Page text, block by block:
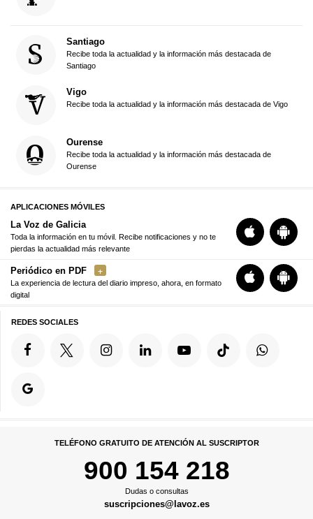
Santiago
Recibe toda la actualidad y la información más destacada de
Santiago
Vigo
Recibe toda la actualidad y la información más destacada de Vigo
Ourense
Recibe toda la actualidad y la información más destacada de
Ourense
APLICACIONES MÓVILES
La Voz de Galicia
Toda la información en tu móvil. Recibe notificaciones y no te
pierdas la actualidad más relevante
Periódico en PDF
La experiencia de lectura del diario impreso, ahora, en formato
digital
REDES SOCIALES
TELÉFONO GRATUITO DE ATENCIÓN AL SUSCRIPTOR
900 154 218
Dudas o consultas
suscripciones@lavoz.es